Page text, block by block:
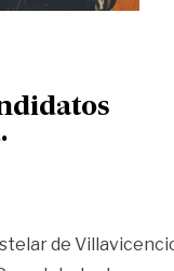
de